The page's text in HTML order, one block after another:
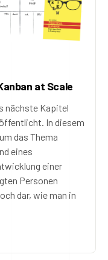
at Scale
nächste Kapitel
In diesem
das Thema
eines
einer
Personen
dar, wie man in